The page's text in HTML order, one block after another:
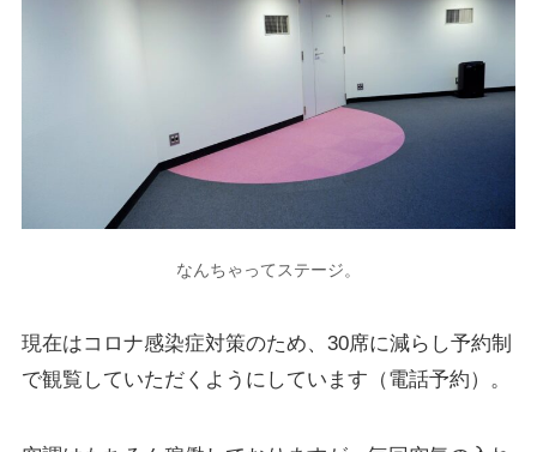
なんちゃってステージ。
現在はコロナ感染症対策のため、 30席に減らし予約制
で観覧 していただくようにしています（電話予約）。